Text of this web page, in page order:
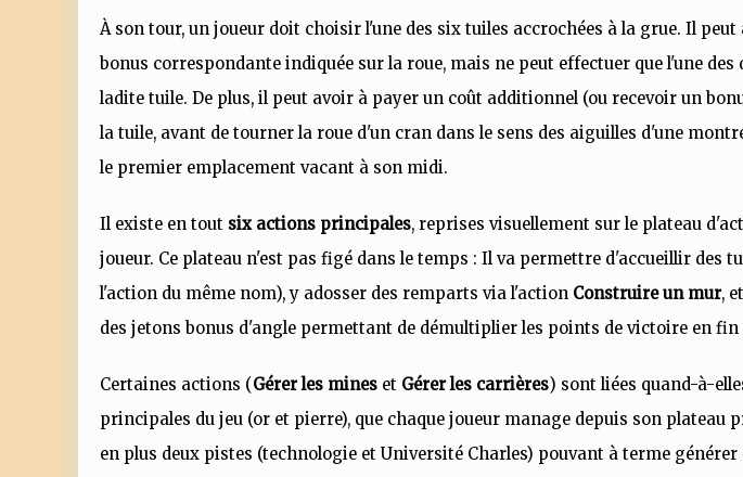
À son tour, un joueur doit choisir l'une des six tuiles accrochées à la grue. Il
bonus correspondante indiquée sur la roue, mais ne peut effectuer que l'une
ladite tuile. De plus, il peut avoir à payer un coût additionnel (ou recevoir un
la tuile, avant de tourner la roue d'un cran dans le sens des aiguilles d'une
le premier emplacement vacant à son midi.
Il existe en tout six actions principales, reprises visuellement sur le plateau
joueur. Ce plateau n'est pas figé dans le temps : Il va permettre d'accueillir des
l'action du même nom), y adosser des remparts via l'action Construire un mur,
des jetons bonus d'angle permettant de démultiplier les points de victoire en fin
Certaines actions (Gérer les mines et Gérer les carrières) sont liées quand-à-
principales du jeu (or et pierre), que chaque joueur manage depuis son plateau
en plus deux pistes (technologie et Université Charles) pouvant à terme générer